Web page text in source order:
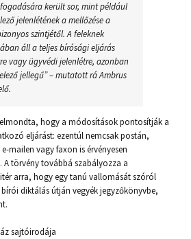
került sor, mint például
jelenlétének a mellőzése a
szintjétől. A feleknek
áll a teljes bírósági eljárás
vagy ügyvédi jelenlétre, azonban
jellegű” –mutatott rá Ambrus
hogy a módosítások pontosítják a
eljárást: ezentúl nemcsak postán,
mailen vagy faxon is érvényesen
törvény továbbá szabályozza a
arra, hogy egy tanú vallomását szóról
diktálás útján vegyék jegyzőkönyvbe,
sajtóirodája